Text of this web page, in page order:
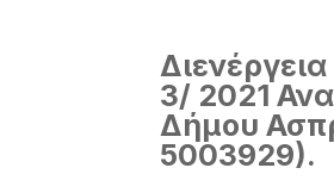
3/ 2021
Δήμου
5003929).